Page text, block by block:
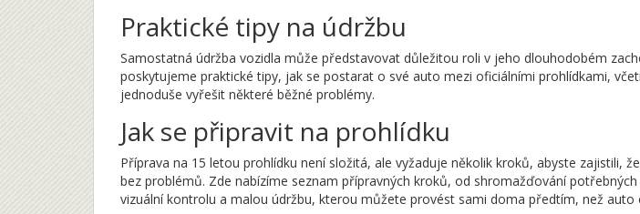
Praktické tipy na údržbu
Samostatná údržba vozidla může představovat důležitou roli v jeho dlouhodobém
poskytujeme praktické tipy, jak se postarat o své auto mezi oficiálními prohlídkami,
jednoduše vyřešit některé běžné problémy.
Jak se připravit na prohlídku
Příprava na 15 letou prohlídku není složitá, ale vyžaduje několik kroků, abyste zajistili,
bez problémů. Zde nabízíme seznam přípravných kroků, od shromažďování
vizuální kontrolu a malou údržbu, kterou můžete provést sami doma předtím, než auto